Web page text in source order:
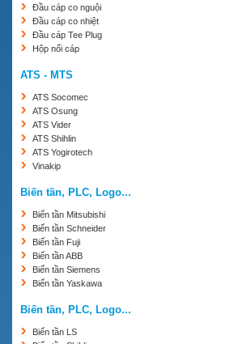
Đầu cáp co nguội
Đầu cáp co nhiệt
Đầu cáp Tee Plug
Hộp nối cáp
ATS - MTS
ATS Socomec
ATS Osung
ATS Vider
ATS Shihlin
ATS Yogirotech
Vinakip
Biến tần, PLC, Logo...
Biến tần Mitsubishi
Biến tần Schneider
Biến tần Fuji
Biến tần ABB
Biến tần Siemens
Biến tần Yaskawa
Biến tần, PLC, Logo...
Biến tần LS